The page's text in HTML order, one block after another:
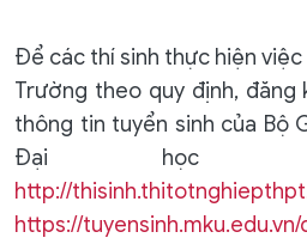
Để các thí sinh thực hiện
Trường theo quy định,
thông tin tuyển sinh của Bộ
Đại học
http://
https://